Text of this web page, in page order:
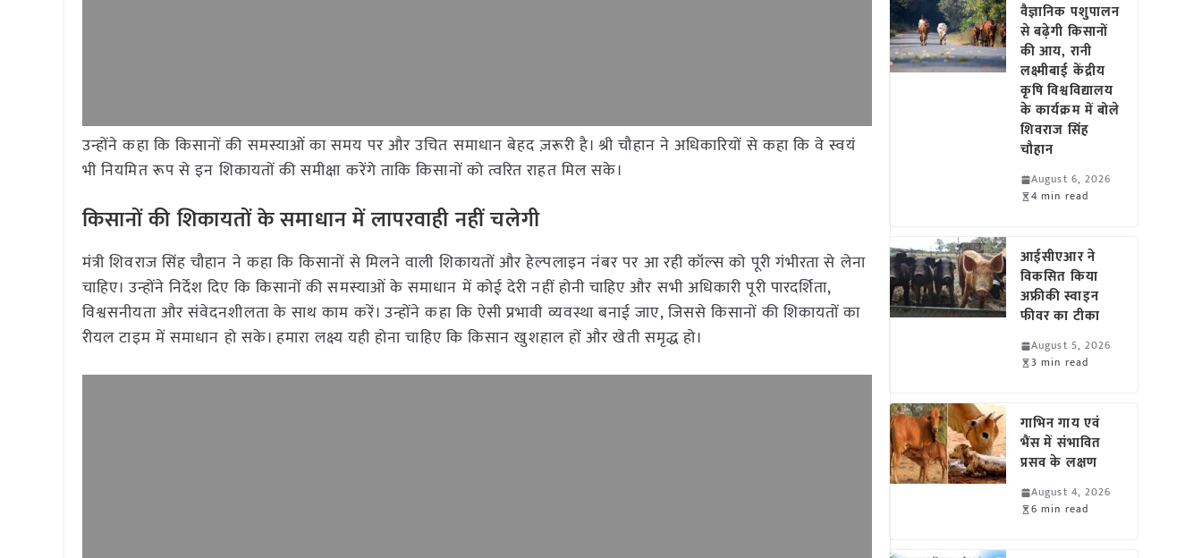
उन्होंने कहा कि किसानों की समस्याओं का समय पर और उचित समाधान बेहद ज़रूरी है। श्री चौहान ने अधिकारियों से कहा कि वे स्वयं
भी नियमित रूप से इन शिकायतों की समीक्षा करेंगे ताकि किसानों को त्वरित राहत मिल सके।
किसानों की शिकायतों के समाधान में लापरवाही नहीं चलेगी
मंत्री शिवराज सिंह चौहान ने कहा कि किसानों से मिलने वाली शिकायतों और हेल्पलाइन नंबर पर आ रही कॉल्स को पूरी गंभीरता से लेना
चाहिए। उन्होंने निर्देश दिए कि किसानों की समस्याओं के समाधान में कोई देरी नहीं होनी चाहिए और सभी अधिकारी पूरी पारदर्शिता,
विश्वसनीयता और संवेदनशीलता के साथ काम करें। उन्होंने कहा कि ऐसी प्रभावी व्यवस्था बनाई जाए, जिससे किसानों की शिकायतों का
रीयल टाइम में समाधान हो सके। हमारा लक्ष्य यही होना चाहिए कि किसान खुशहाल हों और खेती समृद्ध हो।
वैज्ञानिक पशुपालन
से बढ़ेगी किसानों
की आय, रानी
लक्ष्मीबाई केंद्रीय
कृषि विश्वविद्यालय
के कार्यक्रम में बोले
शिवराज सिंह
चौहान
August 6, 2026
4 min read
आईसीएआर ने
विकसित किया
अफ्रीकी स्वाइन
फीवर का टीका
August 5, 2026
3 min read
गाभिन गाय एवं
भैंस में संभावित
प्रसव के लक्षण
August 4, 2026
6 min read